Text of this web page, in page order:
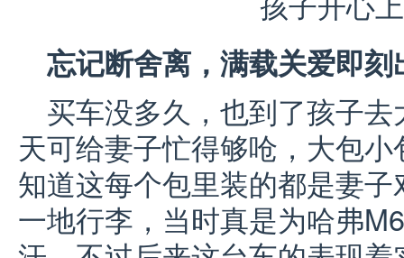
忘记断舍离，满载关爱即刻
买车没多久，也到了孩子
天可给妻子忙得够呛，大包
知道这每个包里装的都是妻
一地行李，当时真是为哈弗